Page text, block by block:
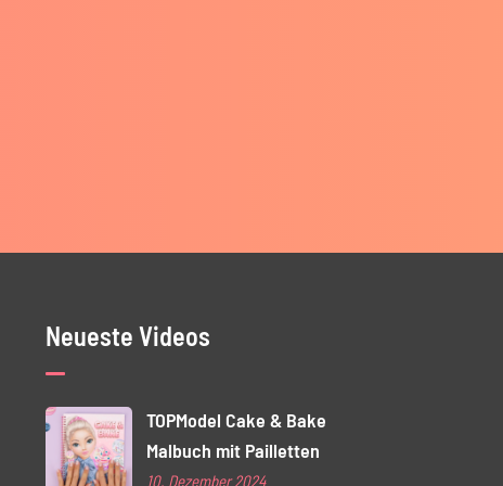
Neueste Videos
TOPModel Cake & Bake
Malbuch mit Pailletten
10. Dezember 2024